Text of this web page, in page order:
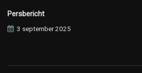
Persbericht
3 september 2025